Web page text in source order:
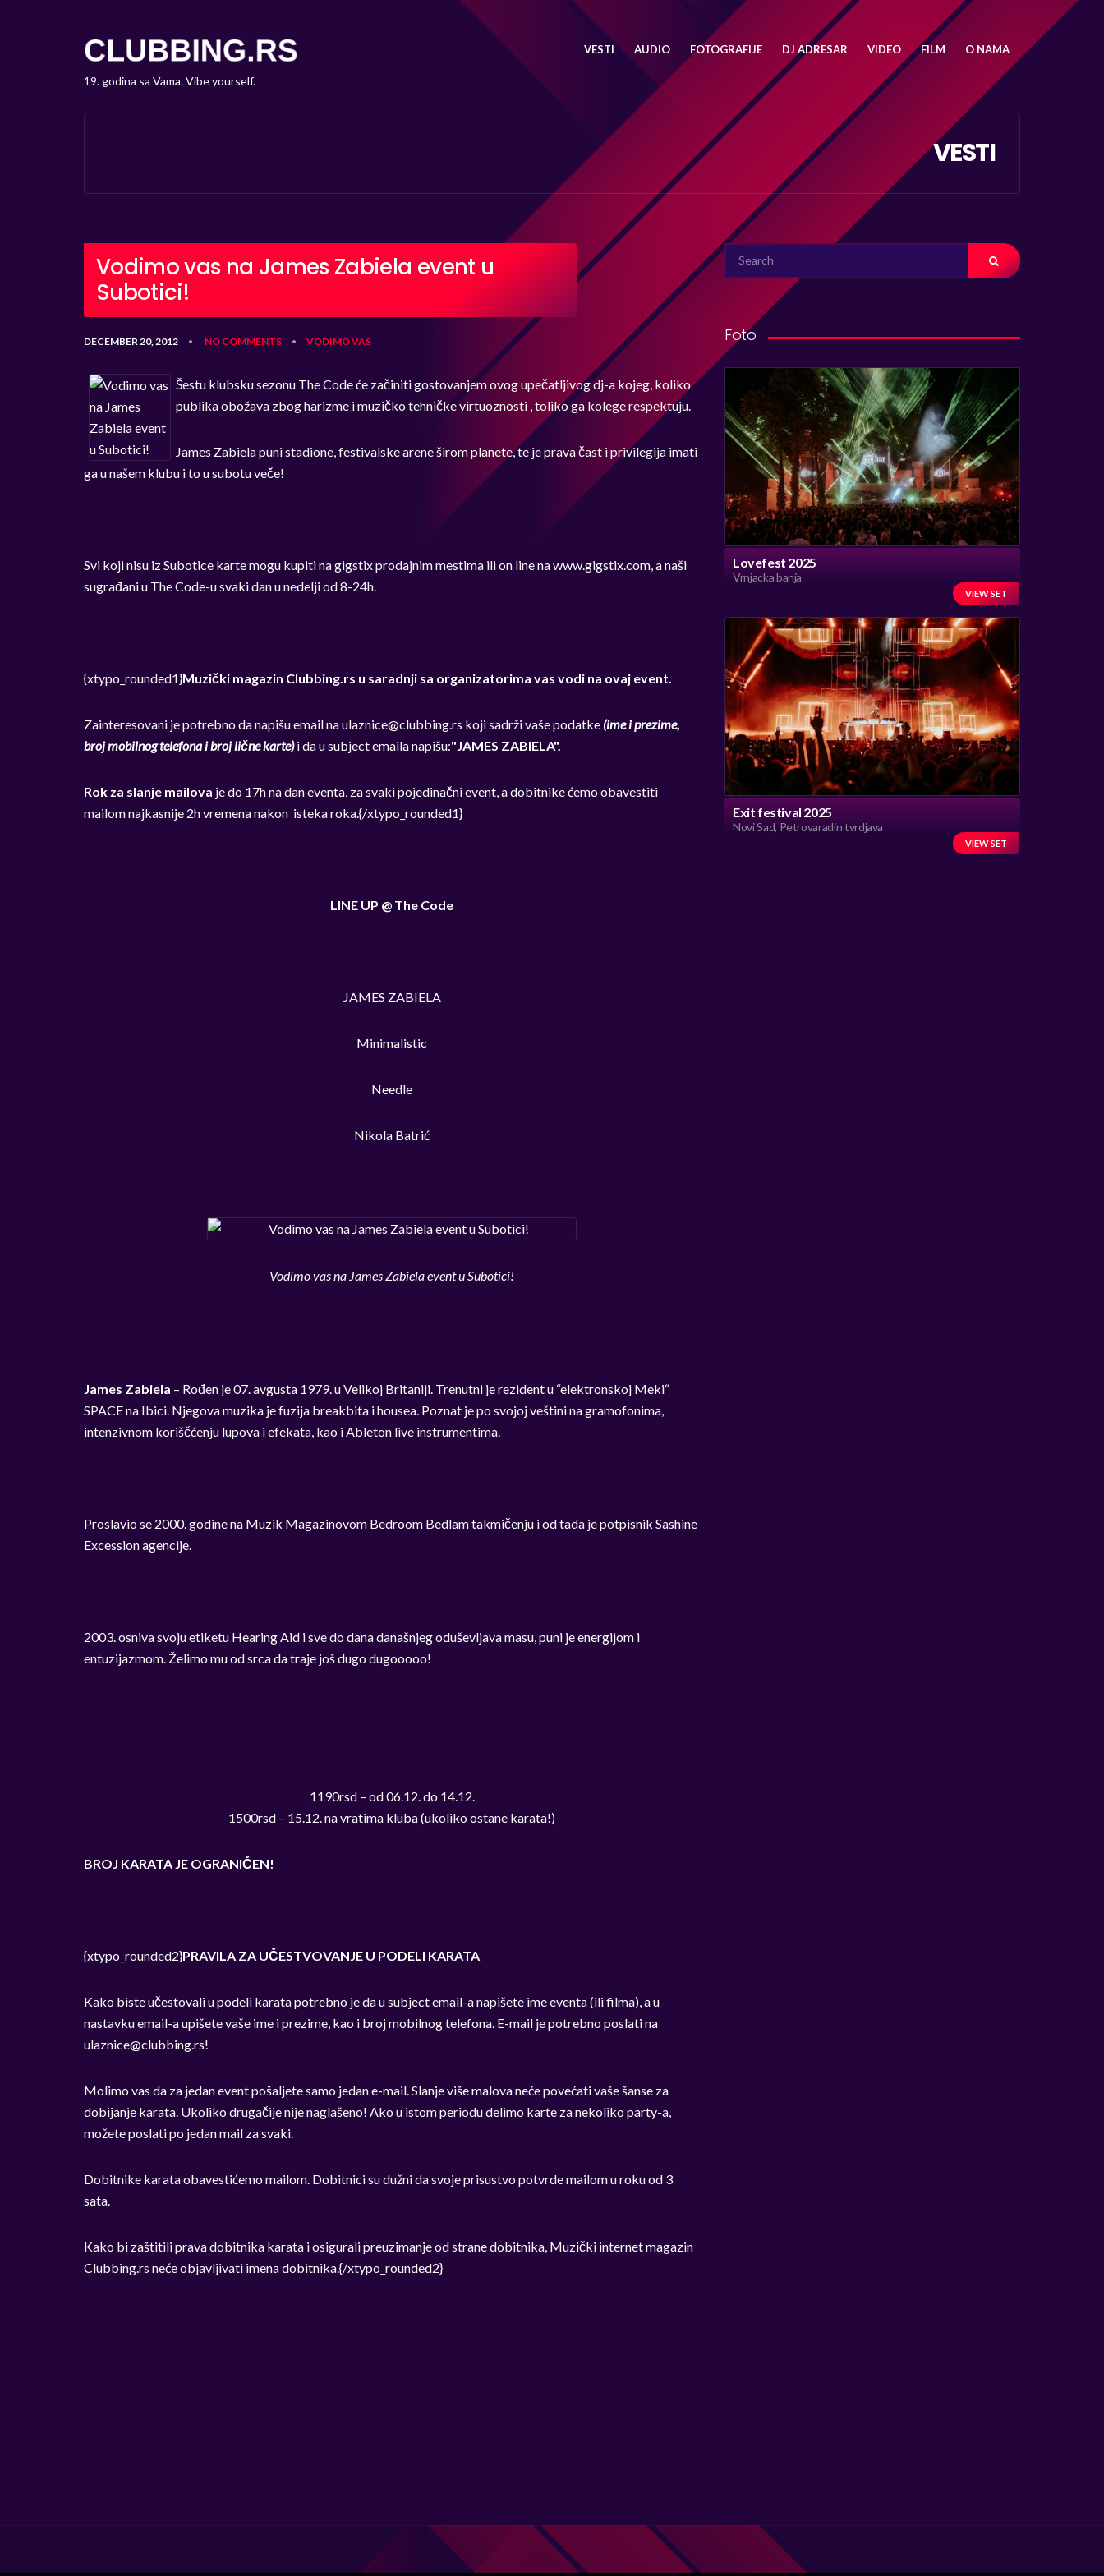
19. godina sa Vama. Vibe yourself.
VESTI AUDIO FOTOGRAFIJE DJ ADRESAR VIDEO FILM O NAMA
VESTI
Vodimo vas na James Zabiela event u
Subotici!
DECEMBER 20, 2012 • NO COMMENTS • VODIMO VAS
Šestu klubsku sezonu The Code će začiniti gostovanjem ovog upečatljivog dj-a kojeg, koliko
publika obožava zbog harizme i muzičko tehničke virtuoznosti , toliko ga kolege respektuju.
James Zabiela puni stadione, festivalske arene širom planete, te je prava čast i privilegija imati
ga u našem klubu i to u subotu veče!
Svi koji nisu iz Subotice karte mogu kupiti na gigstix prodajnim mestima ili on line na www.gigstix.com, a naši
sugrađani u The Code-u svaki dan u nedelji od 8-24h.
{xtypo_rounded1}Muzički magazin Clubbing.rs u saradnji sa organizatorima vas vodi na ovaj event.
Zainteresovani je potrebno da napišu email naulaznice@clubbing.rs koji sadrži vaše podatke (ime i prezime,
broj mobilnog telefona i broj lične karte)i da u subject emaila napišu:"JAMES ZABIELA".
Rok za slanje mailova je do 17h na dan eventa, za svaki pojedinačni event, a dobitnike ćemo obavestiti
mailom najkasnije 2h vremena nakon isteka roka.{/xtypo_rounded1}
LINE UP @ The Code
JAMES ZABIELA
Minimalistic
Needle
Nikola Batrić
Vodimo vas na James Zabiela event u Subotici!
James Zabiela – Rođen je 07. avgusta 1979. u Velikoj Britaniji. Trenutni je rezident u “elektronskoj Meki“
SPACE na Ibici. Njegova muzika je fuzija breakbita i housea. Poznat je po svojoj veštini na gramofonima,
intenzivnom koriščćenju lupova i efekata, kao i Ableton live instrumentima.
Proslavio se 2000. godine na Muzik Magazinovom Bedroom Bedlam takmičenju i od tada je potpisnik Sashine
Excession agencije.
2003. osniva svoju etiketu Hearing Aid i sve do dana današnjeg oduševljava masu, puni je energijom i
entuzijazmom. Želimo mu od srca da traje još dugo dugooooo!
1190rsd – od 06.12. do 14.12.
1500rsd – 15.12. na vratima kluba (ukoliko ostane karata!)
BROJ KARATA JE OGRANIČEN!
{xtypo_rounded2}PRAVILA ZA UČESTVOVANJE U PODELI KARATA
Kako biste učestovali u podeli karata potrebno je da u subject email-a napišete ime eventa (ili filma), a u
nastavku email-a upišete vaše ime i prezime, kao i broj mobilnog telefona. E-mail je potrebno poslati na
ulaznice@clubbing.rs!
Molimo vas da za jedan event pošaljete samo jedan e-mail. Slanje više malova neće povećati vaše šanse za
dobijanje karata. Ukoliko drugačije nije naglašeno! Ako u istom periodu delimo karte za nekoliko party-a,
možete poslati po jedan mail za svaki.
Dobitnike karata obavestićemo mailom. Dobitnici su dužni da svoje prisustvo potvrde mailom u roku od 3
sata.
Kako bi zaštitili prava dobitnika karata i osigurali preuzimanje od strane dobitnika, Muzički internet magazin
Clubbing.rs neće objavljivati imena dobitnika.{/xtypo_rounded2}
SEARCH
FOR:
Foto
Lovefest 2025
Vrnjacka banja
VIEW SET
Exit festival 2025
Novi Sad, Petrovaradin tvrdjava
VIEW SET